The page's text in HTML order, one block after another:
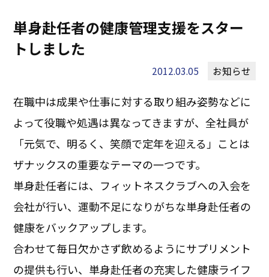
単身赴任者の健康管理支援をスター
トしました
2012.03.05 お知らせ
在職中は成果や仕事に対する取り組み姿勢などに
よって役職や処遇は異なってきますが、全社員が
「元気で、明るく、笑顔で定年を迎える」ことは
ザナックスの重要なテーマの一つです。
単身赴任者には、フィットネスクラブへの入会を
会社が行い、運動不足になりがちな単身赴任者の
健康をバックアップします。
合わせて毎日欠かさず飲めるようにサプリメント
の提供も行い、単身赴任者の充実した健康ライフ